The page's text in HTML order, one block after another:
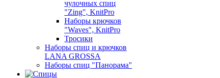
чулочных спиц
"Zing", KnitPro
Наборы крючков
"Waves", KnitPro
Тросики
Наборы спиц и крючков
LANA GROSSA
Наборы спиц "Панорама"